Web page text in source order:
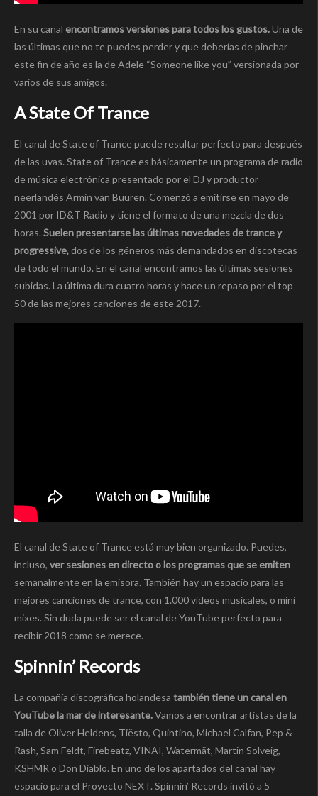
En su canal encontramos versiones para todos los gustos.Una de
las últimas que no te puedes perder y que deberías de pinchar
este fin de año es la de Adele “Someone like you” versionada por
varios de sus amigos.
A State Of Trance
El canal de State of Trance puede resultar perfecto para después
de las uvas. State of Trance es básicamente un programa de radio
de música electrónica presentado por el DJ y productor
neerlandés Armin van Buuren. Comenzó a emitirse en mayo de
2001 por ID&T Radio y tiene el formato de una mezcla de dos
horas. Suelen presentarse las últimas novedades de trance y
progressive,dos de los géneros más demandados en discotecas
de todo el mundo. En el canal encontramos las últimas sesiones
subidas. La última dura cuatro horas y hace un repaso por el top
50 de las mejores canciones de este 2017.
El canal de State of Trance está muy bien organizado. Puedes,
incluso, ver sesiones en directo o los programas que se emiten
semanalmente en la emisora. También hay un espacio para las
mejores canciones de trance, con 1.000 vídeos musicales, o mini
mixes. Sin duda puede ser el canal de YouTube perfecto para
recibir 2018 como se merece.
Spinnin’ Records
La compañía discográfica holandesa también tiene un canal en
YouTube la mar de interesante.Vamos a encontrar artistas de la
talla de Oliver Heldens, Tiësto, Quintino, Michael Calfan, Pep &
Rash, Sam Feldt, Firebeatz, VINAI, Watermät, Martin Solveig,
KSHMR o Don Diablo. En uno de los apartados del canal hay
espacio para el Proyecto NEXT. Spinnin’ Records invitó a 5